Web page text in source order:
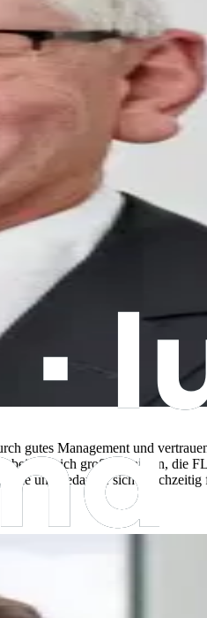
gutes Management und
sehe ich große Chancen, die
und bedankte sich